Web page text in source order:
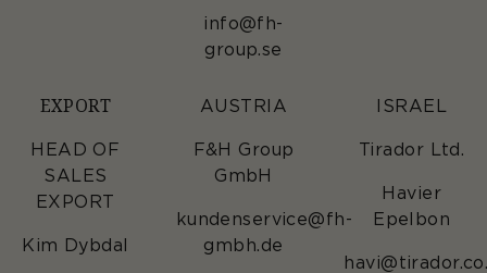
info@fh-
group.se
EXPORT
HEAD OF
SALES
EXPORT
Kim Dybdal
AUSTRIA
F&H Group
GmbH
kundenservice@fh-
gmbh.de
ISRAEL
Tirador Ltd.
Havier
Epelbon